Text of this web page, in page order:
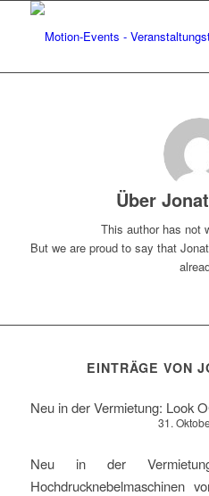
Über
This author has not
But we are proud to say that
EINTRÄGE VON
Neu in der Vermietung: Look
31.
Neu in der
Hochdrucknebelmaschinen